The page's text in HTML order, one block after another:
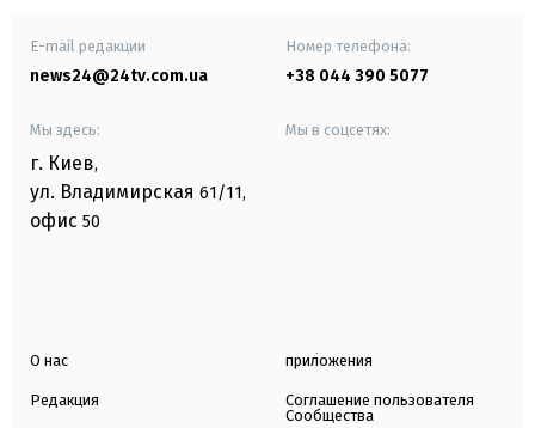
E-mail редакции
news24@24tv.com.ua
Номер телефона:
+38 044 390 5077
Мы здесь:
г. Киев,
ул. Владимирская 61/11,
офис 50
Мы в соцсетях:
О нас
Редакция
приложения
Соглашение пользователя
Сообщества